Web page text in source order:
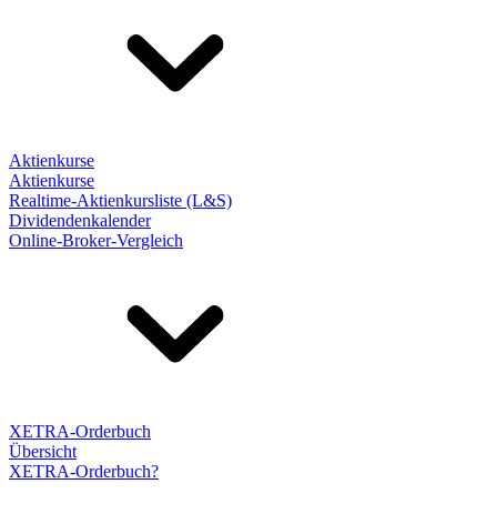
Aktienkurse
Aktienkurse
Realtime-Aktienkursliste (L&S)
Dividendenkalender
Online-Broker-Vergleich
XETRA-Orderbuch
Übersicht
XETRA-Orderbuch?